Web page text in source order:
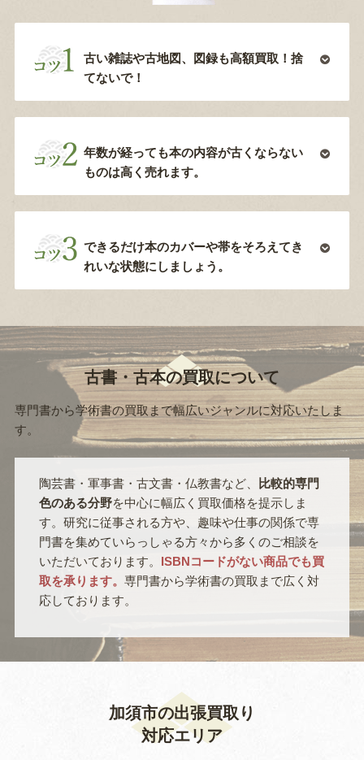
古い雑誌や古地図、図録も高額買取！捨
てないで！
年数が経っても本の内容が古くならない
ものは高く売れます。
できるだけ本のカバーや帯をそろえてき
れいな状態にしましょう。
古書・古本の買取について
専門書から学術書の買取まで幅広いジャンルに対応いたしま
す。
陶芸書・軍事書・古文書・仏教書など、
比較的専門
色のある分野を中心に幅広く買取価格を提示しま
す。研究に従事される方や、趣味や仕事の関係で専
門書を集めていらっしゃる方々から多くのご相談を
いただいております。 ISBNコードがない商品でも買
取を承ります。 専門書から学術書の買取まで広く対
応しております。
加須市の出張買取り
対応エリア